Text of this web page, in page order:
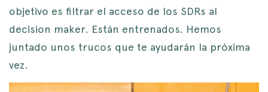
objetivo es filtrar el acceso de los SDRs al
decision maker. Están entrenados. Hemos
juntado unos trucos que te ayudarán la próxima
vez.